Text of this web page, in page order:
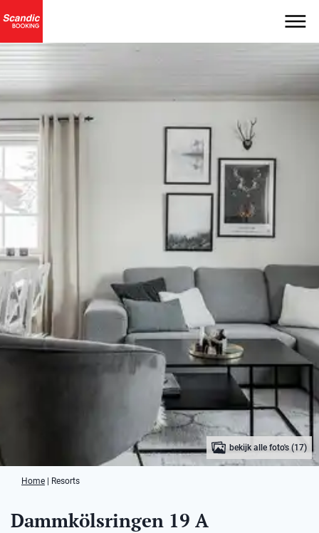
bekijk alle foto's (17)
Home Resorts
Dammkölsringen 19 A